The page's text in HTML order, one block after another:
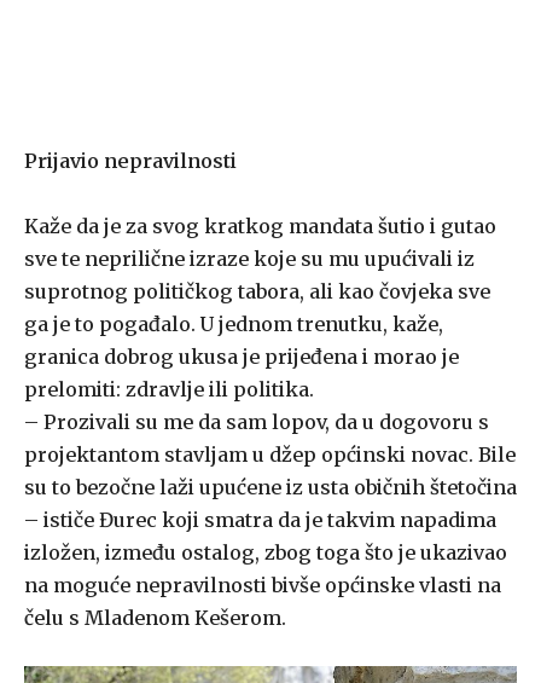
Prijavio nepravilnosti
Kaže da je za svog kratkog mandata šutio i gutao
sve te neprilične izraze koje su mu upućivali iz
suprotnog političkog tabora, ali kao čovjeka sve
ga je to pogađalo. U jednom trenutku, kaže,
granica dobrog ukusa je prijeđena i morao je
prelomiti: zdravlje ili politika.
– Prozivali su me da sam lopov, da u dogovoru s
projektantom stavljam u džep općinski novac. Bile
su to bezočne laži upućene iz usta običnih štetočina
– ističe Đurec koji smatra da je takvim napadima
izložen, između ostalog, zbog toga što je ukazivao
na moguće nepravilnosti bivše općinske vlasti na
čelu s Mladenom Kešerom.